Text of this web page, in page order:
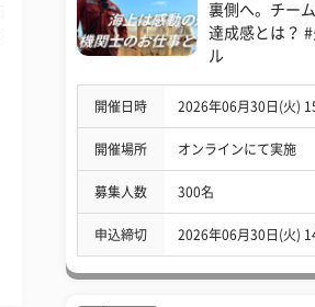
裏側へ。チー
達成感とは？
ル
開催日時 2026年06月30日(火)
開催場所 オンラインにて実施
募集人数 300名
申込締切 2026年06月30日(火)